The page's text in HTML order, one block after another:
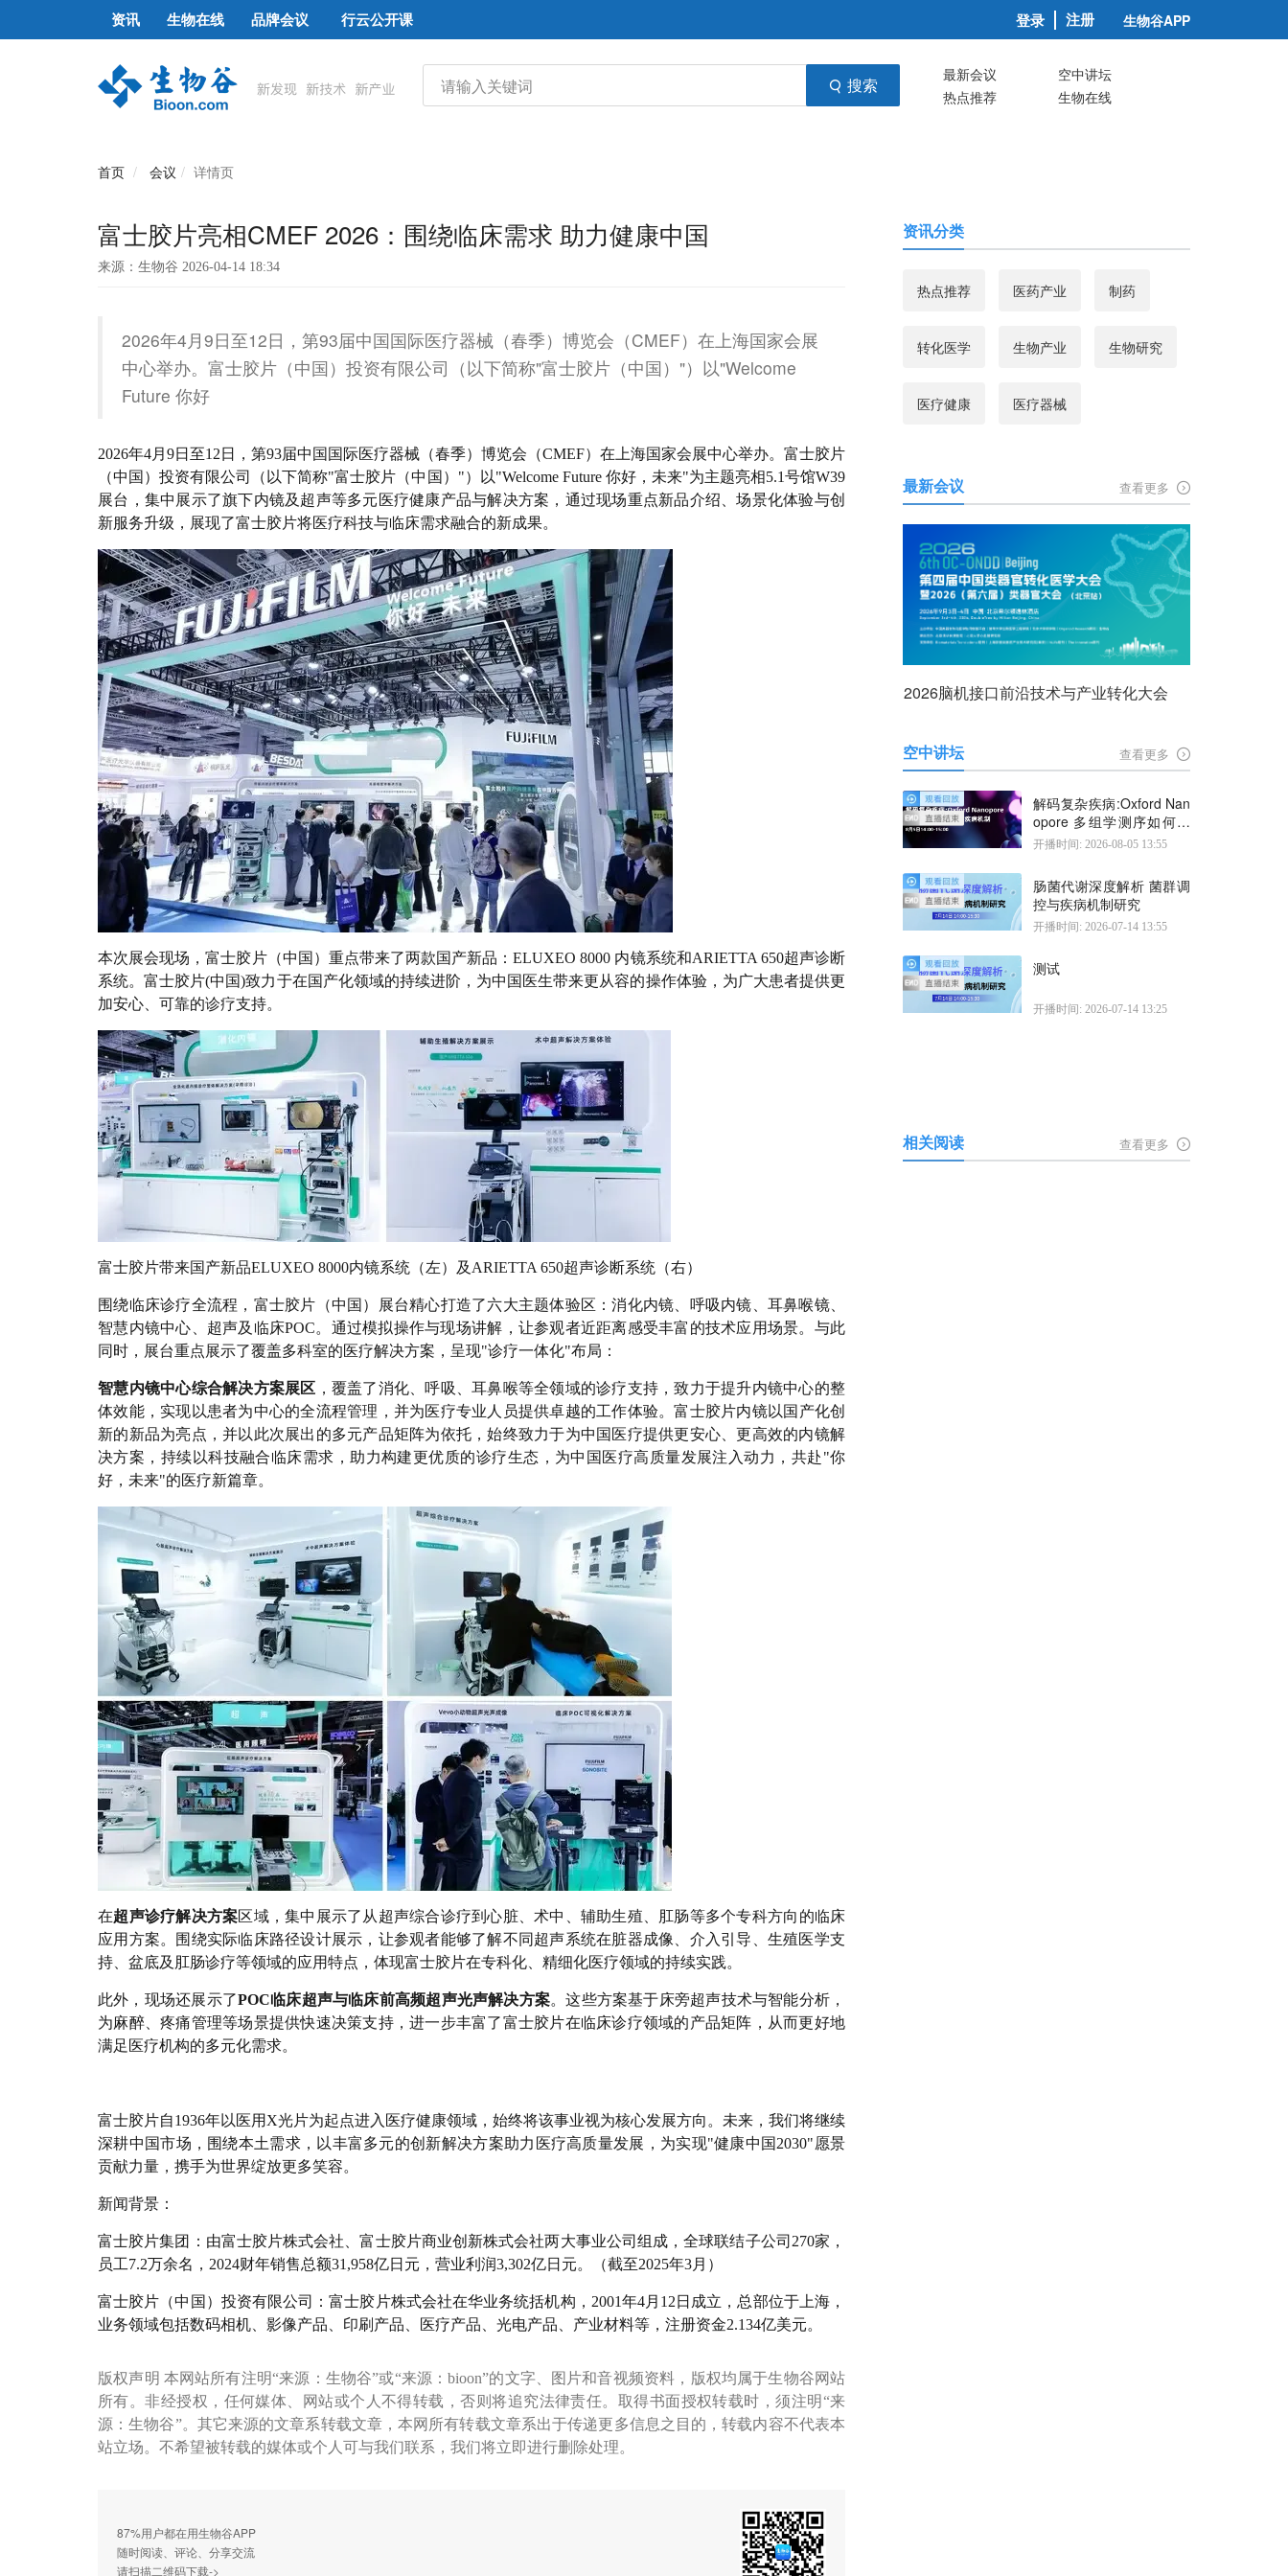
资讯 生物在线 品牌会议 行云公开课 登录 注册 生物谷APP
搜索 最新会议
空中讲坛
热点推荐
生物在线
首页 会议 详情页
富士胶片亮相CMEF 2026：围绕临床需求 助力健康中国
来源：生物谷 2026-04-14 18:34
2026年4月9日至12日，第93届中国国际医疗器械（春季）博览会（CMEF）在上海国家会展
中心举办。富士胶片（中国）投资有限公司（以下简称"富士胶片（中国）"）以"Welcome
Future 你好
2026年4月9日至12日，第93届中国国际医疗器械（春季）博览会（CMEF）在上海国家会展中心举办。富士胶片
（中国）投资有限公司（以下简称"富士胶片（中国）"）以"Welcome Future 你好，未来"为主题亮相5.1号馆W39
展台，集中展示了旗下内镜及超声等多元医疗健康产品与解决方案，通过现场重点新品介绍、场景化体验与创
新服务升级，展现了富士胶片将医疗科技与临床需求融合的新成果。
本次展会现场，富士胶片（中国）重点带来了两款国产新品：ELUXEO 8000 内镜系统和ARIETTA 650超声诊断
系统。富士胶片(中国)致力于在国产化领域的持续进阶，为中国医生带来更从容的操作体验，为广大患者提供更
加安心、可靠的诊疗支持。
富士胶片带来国产新品ELUXEO 8000内镜系统（左）及ARIETTA 650超声诊断系统（右）
围绕临床诊疗全流程，富士胶片（中国）展台精心打造了六大主题体验区：消化内镜、呼吸内镜、耳鼻喉镜、
智慧内镜中心、超声及临床POC。通过模拟操作与现场讲解，让参观者近距离感受丰富的技术应用场景。与此
同时，展台重点展示了覆盖多科室的医疗解决方案，呈现"诊疗一体化"布局：
智慧内镜中心综合解决方案展区 ，覆盖了消化、呼吸、耳鼻喉等全领域的诊疗支持，致力于提升内镜中心的整
体效能，实现以患者为中心的全流程管理 ，并为医疗专业人员提供卓越的工作体验。富士胶片内镜以国产化创
新的新品为亮点，并以此次展出的多元产品矩阵为依托，始终致力于为中国医疗提供更安心、更高效的内镜解
决方案，持续以科技融合临床需求，助力构建更优质的诊疗生态，为中国医疗高质量发展注入动力，共赴"你
好，未来"的医疗新篇章。
在超声诊疗解决方案区域，集中展示了从超声综合诊疗到心脏、术中、辅助生殖、肛肠等多个专科方向的临床
应用方案。围绕实际临床路径设计展示，让参观者能够了解不同超声系统在脏器成像、介入引导、生殖医学支
持、盆底及肛肠诊疗等领域的应用特点，体现富士胶片在专科化、精细化医疗领域的持续实践。
此外，现场还展示了POC临床超声与临床前高频超声光声解决方案。这些方案基于床旁超声技术与智能分析，
为麻醉、疼痛管理等场景提供快速决策支持，进一步丰富了富士胶片在临床诊疗领域的产品矩阵，从而更好地
满足医疗机构的多元化需求。
富士胶片自1936年以医用X光片为起点进入医疗健康领域，始终将该事业视为核心发展方向。未来，我们将继续
深耕中国市场，围绕本土需求，以丰富多元的创新解决方案助力医疗高质量发展，为实现"健康中国2030"愿景
贡献力量，携手为世界绽放更多笑容。
新闻背景：
富士胶片集团：由富士胶片株式会社、富士胶片商业创新株式会社两大事业公司组成，全球联结子公司270家，
员工7.2万余名，2024财年销售总额31,958亿日元，营业利润3,302亿日元。（截至2025年3月）
富士胶片（中国）投资有限公司：富士胶片株式会社在华业务统括机构，2001年4月12日成立，总部位于上海，
业务领域包括数码相机、影像产品、印刷产品、医疗产品、光电产品、产业材料等，注册资金2.134亿美元。
版权声明 本网站所有注明“来源：生物谷”或“来源：bioon”的文字、图片和音视频资料，版权均属于生物谷网站
所有。非经授权，任何媒体、网站或个人不得转载，否则将追究法律责任。取得书面授权转载时，须注明“来
源：生物谷”。其它来源的文章系转载文章，本网所有转载文章系出于传递更多信息之目的，转载内容不代表本
站立场。不希望被转载的媒体或个人可与我们联系，我们将立即进行删除处理。
87%用户都在用生物谷APP
随时阅读、评论、分享交流
请扫描二维码下载->
资讯分类
热点推荐 医药产业 制药
转化医学 生物产业 生物研究
医疗健康 医疗器械
最新会议 查看更多
2026脑机接口前沿技术与产业转化大会
空中讲坛 查看更多
解码复杂疾病:Oxford Nan
opore 多组学测序如何揭
示疾病机制
开播时间: 2026-08-05 13:55
肠菌代谢深度解析 菌群调
控与疾病机制研究
开播时间: 2026-07-14 13:55
测试
开播时间: 2026-07-14 13:25
相关阅读 查看更多